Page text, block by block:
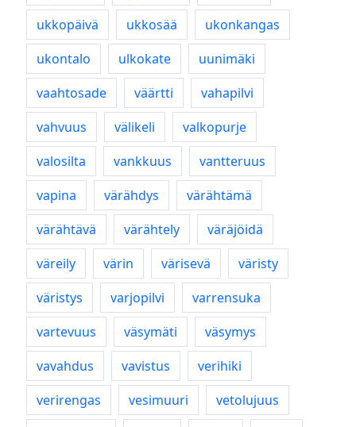
ukkopäivä
ukkosää
ukonkangas
ukontalo
ulkokate
uunimäki
vaahtosade
väärtti
vahapilvi
vahvuus
välikeli
valkopurje
valosilta
vankkuus
vantteruus
vapina
värähdys
värähtämä
värähtävä
värähtely
väräjöidä
väreily
värin värisevä
väristy
väristys
varjopilvi
varrensuka
vartevuus
väsymäti
väsymys
vavahdus
vavistus
verihiki
verirengas
vesimuuri
vetolujuus